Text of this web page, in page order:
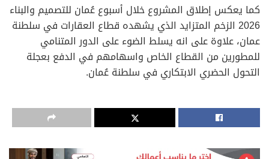
كما يعكس إطلاق المشروع خلال أسبوع عُمان للتصميم والبناء
2026 الزخم المتزايد الذي يشهده قطاع العقارات في سلطنة
عمان، علاوة على انه يسلط الضوء على الدور المتنامي
للمطورين من القطاع الخاص واسهامهم في الدفع بعجلة
التحول الحضري الابتكاري في سلطنة عُمان.